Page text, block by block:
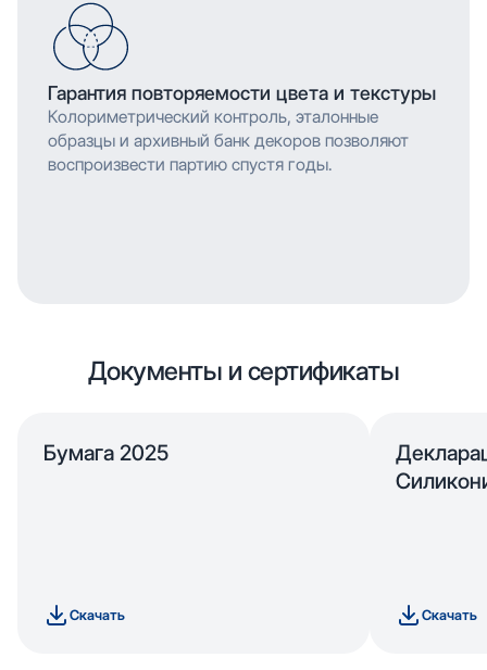
Гарантия повторяемости цвета и текстуры
Колориметрический контроль, эталонные
образцы и архивный банк декоров позволяют
воспроизвести партию спустя годы.
Документы и сертификаты
Бумага 2025
Скачать Скачать